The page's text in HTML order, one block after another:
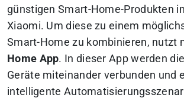
günstigen Smart-Home-Produkten
Xiaomi. Um diese zu einem
Smart-Home zu kombinieren, nutzt
Home App. In dieser App werden
Geräte miteinander verbunden und
intelligente